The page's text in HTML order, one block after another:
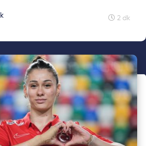
gördükçe ilham alıyor insan.
halkı ile de paylaşarak öncü yanını
2 dk